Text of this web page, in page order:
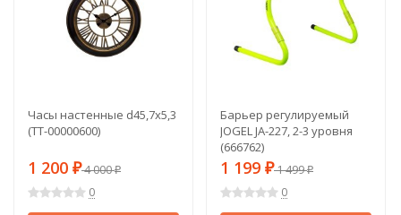
Часы настенные d45,7х5,3
(TT-00000600)
1 200 ₽4 000₽
0
Барьер регулируемый
JOGEL JA-227, 2-3 уровня
(666762)
1 199 ₽1 499₽
0